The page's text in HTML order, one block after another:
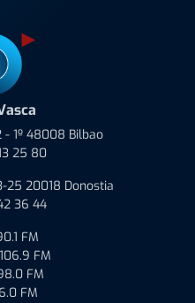
- 1º 48008 Bilbao
25 80
25 20018 Donostia
36 44
FM
106.9 FM
FM
FM